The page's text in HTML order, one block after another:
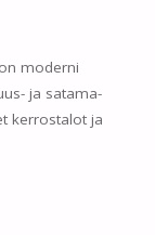
moderni
ja satama-
kerrostalot ja